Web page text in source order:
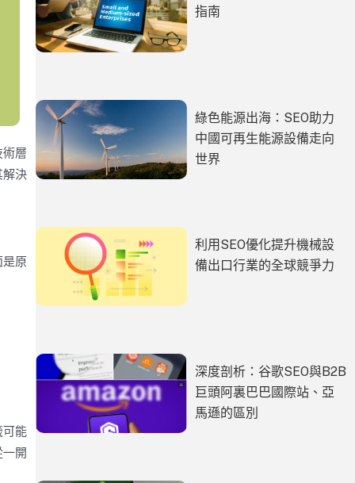
層
解決
是原
可能
開
指南
綠色能源出海：SEO助力
中國可再生能源設備走向
世界
利用SEO優化提升機械設
備出口行業的全球競爭力
深度剖析：谷歌SEO與B2B
巨頭阿裏巴巴國際站、亞
馬遜的區別